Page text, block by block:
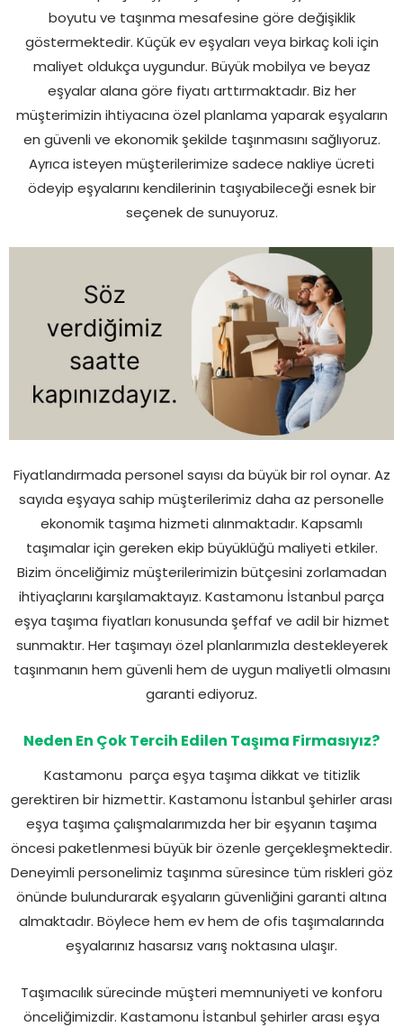
boyutu ve taşınma mesafesine göre değişiklik
göstermektedir. Küçük ev eşyaları veya birkaç koli için
maliyet oldukça uygundur. Büyük mobilya ve beyaz
eşyalar alana göre fiyatı arttırmaktadır. Biz her
müşterimizin ihtiyacına özel planlama yaparak eşyaların
en güvenli ve ekonomik şekilde taşınmasını sağlıyoruz.
Ayrıca isteyen müşterilerimize sadece nakliye ücreti
ödeyip eşyalarını kendilerinin taşıyabileceği esnek bir
seçenek de sunuyoruz.
Fiyatlandırmada personel sayısı da büyük bir rol oynar. Az
sayıda eşyaya sahip müşterilerimiz daha az personelle
ekonomik taşıma hizmeti alınmaktadır. Kapsamlı
taşımalar için gereken ekip büyüklüğü maliyeti etkiler.
Bizim önceliğimiz müşterilerimizin bütçesini zorlamadan
ihtiyaçlarını karşılamaktayız. Kastamonu İstanbul parça
eşya taşıma fiyatları konusunda şeffaf ve adil bir hizmet
sunmaktır. Her taşımayı özel planlarımızla destekleyerek
taşınmanın hem güvenli hem de uygun maliyetli olmasını
garanti ediyoruz.
Neden En Çok Tercih Edilen Taşıma Firmasıyız?
Kastamonu parça eşya taşıma dikkat ve titizlik
gerektiren bir hizmettir. Kastamonu İstanbul şehirler arası
eşya taşıma çalışmalarımızda her bir eşyanın taşıma
öncesi paketlenmesi büyük bir özenle gerçekleşmektedir.
Deneyimli personelimiz taşınma süresince tüm riskleri göz
önünde bulundurarak eşyaların güvenliğini garanti altına
almaktadır. Böylece hem ev hem de ofis taşımalarında
eşyalarınız hasarsız varış noktasına ulaşır.
Taşımacılık sürecinde müşteri memnuniyeti ve konforu
önceliğimizdir. Kastamonu İstanbul şehirler arası eşya